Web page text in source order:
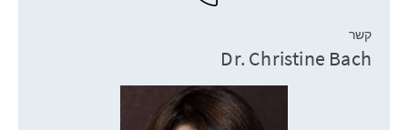
קשר
Dr. Christine Bach